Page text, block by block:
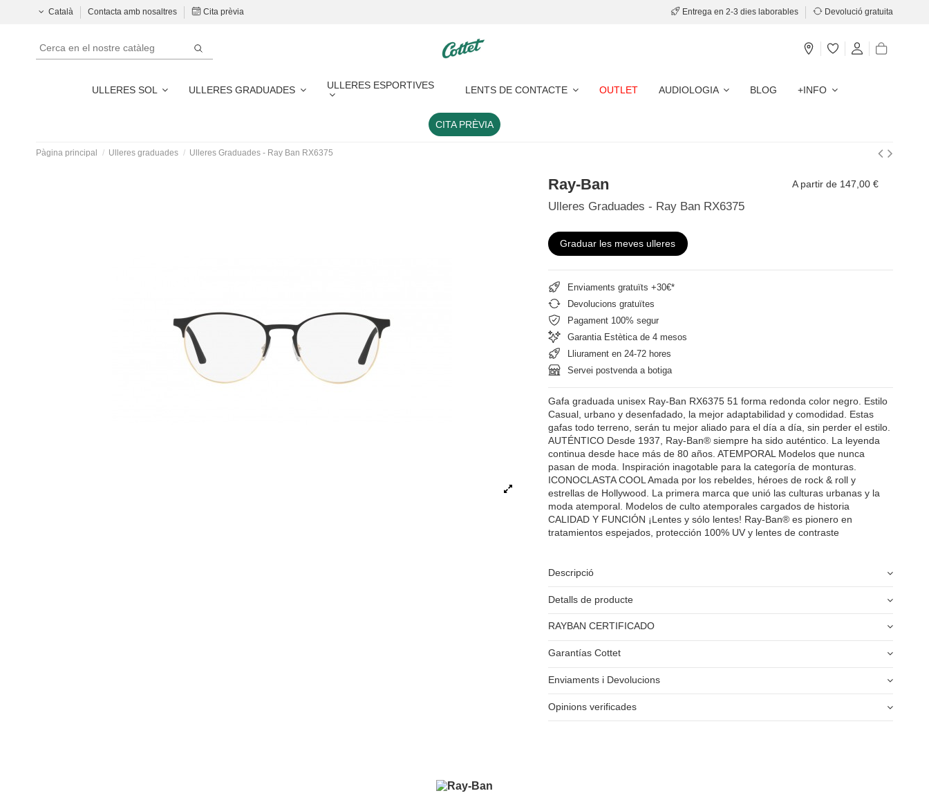
Català Contacta amb nosaltres Cita prèvia Entrega en 2-3 dies laborables Devolució gratuita
ULLERES SOL ULLERES GRADUADES ULLERES ESPORTIVES LENTS DE CONTACTE OUTLET AUDIOLOGIA BLOG +INFO
CITA PRÈVIA
Pàgina principal Ulleres graduades Ulleres Graduades - Ray Ban RX6375
Ray-Ban
Ulleres Graduades - Ray Ban RX6375
A partir de 147,00 €
Graduar les meves ulleres
Enviaments gratuïts +30€*
Devolucions gratuïtes
Pagament 100% segur
Garantia Estètica de 4 mesos
Lliurament en 24-72 hores
Servei postvenda a botiga
Gafa graduada unisex Ray-Ban RX6375 51 forma redonda color negro. Estilo
Casual, urbano y desenfadado, la mejor adaptabilidad y comodidad. Estas
gafas todo terreno, serán tu mejor aliado para el día a día, sin perder el estilo.
AUTÉNTICO Desde 1937, Ray-Ban® siempre ha sido auténtico. La leyenda
continua desde hace más de 80 años. ATEMPORAL Modelos que nunca
pasan de moda. Inspiración inagotable para la categoría de monturas.
ICONOCLASTA COOL Amada por los rebeldes, héroes de rock & roll y
estrellas de Hollywood. La primera marca que unió las culturas urbanas y la
moda atemporal. Modelos de culto atemporales cargados de historia
CALIDAD Y FUNCIÓN ¡Lentes y sólo lentes! Ray-Ban® es pionero en
tratamientos espejados, protección 100% UV y lentes de contraste
Descripció
Detalls de producte
RAYBAN CERTIFICADO
Garantías Cottet
Enviaments i Devolucions
Opinions verificades